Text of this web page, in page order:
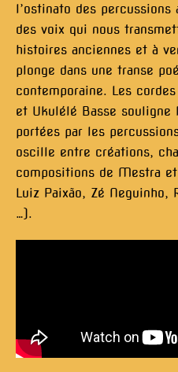
l’ostinato des
des voix qui nous
histoires anciennes et à
plonge dans une transe
contemporaine. Les
et Ukulélé Basse souligne
portées par les
oscille entre créations,
compositions de Mestra
Luiz Paixão, Zé Neguinho,
…).